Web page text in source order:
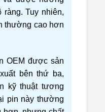
ràng. Tuy nhiên,
thường cao hơn
OEM được sản
bên thứ ba,
kỹ thuật tương
pin này thường